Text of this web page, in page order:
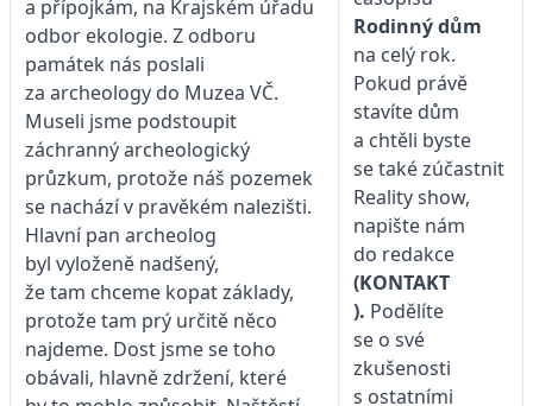
a přípojkám, na Krajském úřadu
odbor ekologie. Z odboru
památek nás poslali
za archeology do Muzea VČ.
Museli jsme podstoupit
záchranný archeologický
průzkum, protože náš pozemek
se nachází v pravěkém nalezišti.
Hlavní pan archeolog
byl vyloženě nadšený,
že tam chceme kopat základy,
protože tam prý určitě něco
najdeme. Dost jsme se toho
obávali, hlavně zdržení, které
Rodinný dům
na celý rok.
Pokud právě
stavíte dům
a chtěli byste
se také zúčastnit
Reality show,
napište nám
do redakce
(KONTAKT
). Podělíte
se o své
zkušenosti
s ostatními